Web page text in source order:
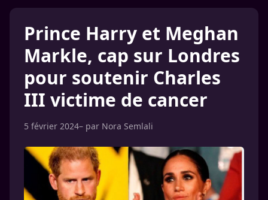
Prince Harry et Meghan
Markle, cap sur Londres
pour soutenir Charles
III victime de cancer
5 février 2024– par Nora Semlali